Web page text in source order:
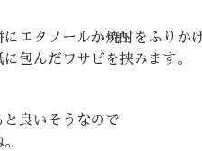
エタノールか焼酎をふりか
包んだワサビを挟みます。
良いそうなので